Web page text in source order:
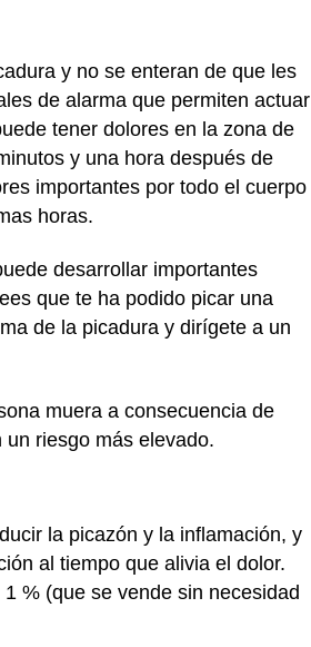
y no se enteran de que les
de alarma que permiten actuar
tener dolores en la zona de
y una hora después de
importantes por todo el cuerpo
horas.
desarrollar importantes
que te ha podido picar una
de la picadura y dirígete a un
muera a consecuencia de
riesgo más elevado.
la picazón y la inflamación, y
al tiempo que alivia el dolor.
% (que se vende sin necesidad